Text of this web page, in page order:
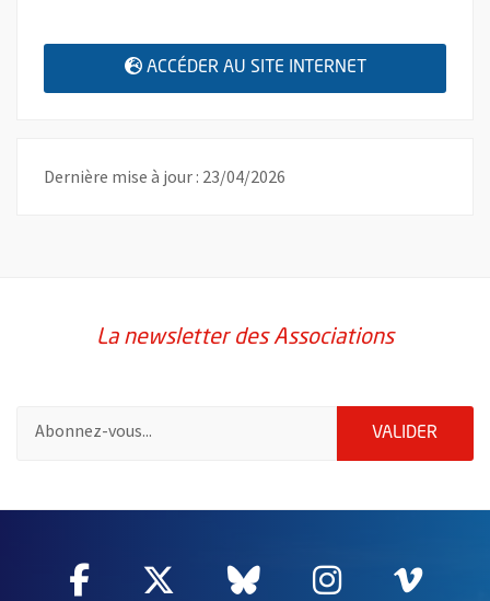
ACCÉDER AU SITE INTERNET , OUVRE UNE
Dernière mise à jour : 23/04/2026
La newsletter des Associations
VALIDER
Facebook
, Ouvre une nouvelle fenêtre
Twitter
, Ouvre une nouvelle
Bluesky
, Ouvre une
Instagram
, Ouvre
,